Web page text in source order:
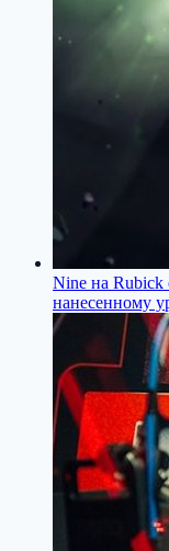
Nine на Rubick
нанесенному